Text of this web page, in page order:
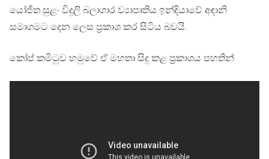
යෝජිත සුළං විදුලි බලාගාර ව්‍යාපෘතිය ඉන්දියාවේ අඳානි
සමාගමට දෙන ලෙස ප්‍රකාශ කර සිටිය බවයි.
කෝප් කමිටුව හමුවේ ඒ මහතා සිදු කළ ප්‍රකාශය පහතින්